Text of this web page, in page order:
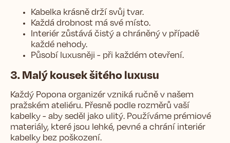
Kabelka krásně drží svůj tvar.
Každá drobnost má své místo.
Interiér zůstává čistý a chráněný v případě
každé nehody.
Působí luxusněji - při každém otevření.
3. Malý kousek šitého luxusu
Každý Popona organizér vzniká ručně v našem
pražském ateliéru. Přesně podle rozměrů vaší
kabelky - aby seděl jako ulitý. Používáme prémiové
materiály, které jsou lehké, pevné a chrání interiér
kabelky bez poškození.